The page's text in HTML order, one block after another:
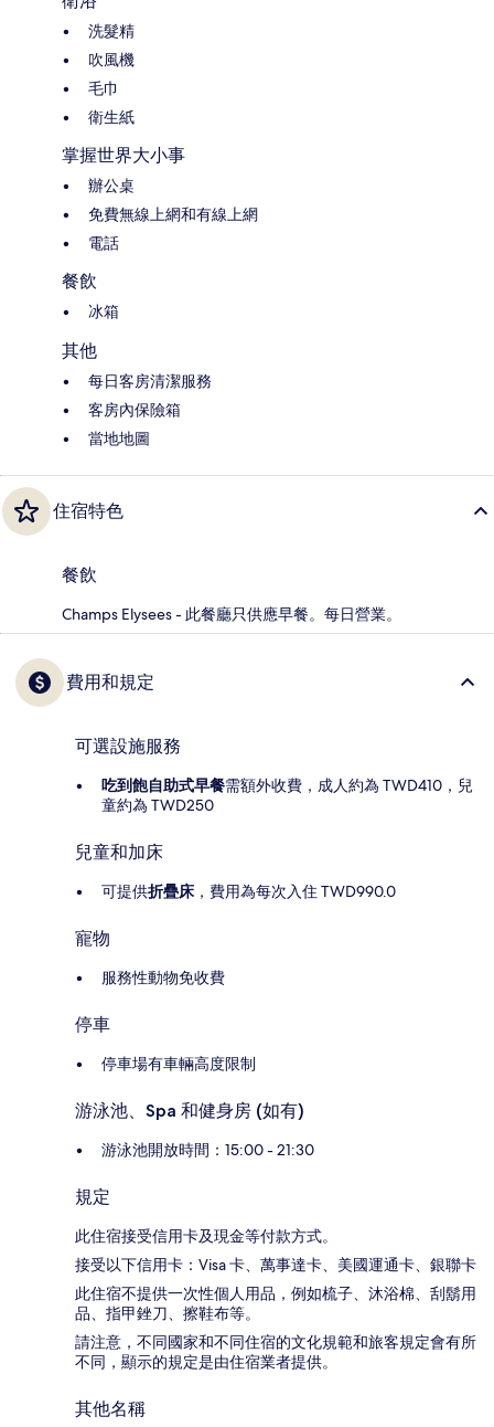
洗髮精
吹風機
毛巾
衛生紙
掌握世界大小事
辦公桌
免費無線上網和有線上網
電話
餐飲
冰箱
其他
每日客房清潔服務
客房內保險箱
當地地圖
住宿特色
餐飲
Champs Elysees - 此餐廳只供應早餐。每日營業。
費用和規定
可選設施服務
吃到飽自助式早餐需額外收費，成人約為 TWD410，兒
童約為 TWD250
兒童和加床
可提供折疊床 ，費用為每次入住 TWD990.0
寵物
服務性動物免收費
停車
停車場有車輛高度限制
游泳池、Spa 和健身房 (如有)
游泳池開放時間：15:00 - 21:30
規定
此住宿接受信用卡及現金等付款方式。
接受以下信用卡：Visa 卡、萬事達卡、美國運通卡、銀聯卡
此住宿不提供一次性個人用品，例如梳子、沐浴棉、刮鬍用
品、指甲銼刀、擦鞋布等。
請注意，不同國家和不同住宿的文化規範和旅客規定會有所
不同，顯示的規定是由住宿業者提供。
其他名稱